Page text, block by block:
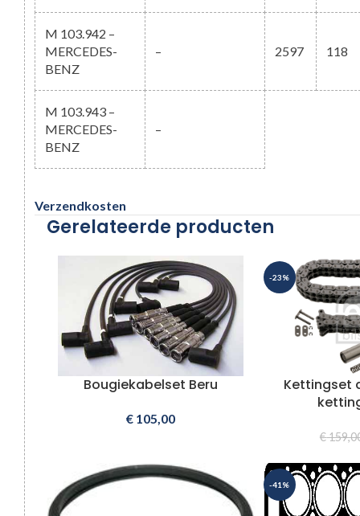
M 103.942 –
MERCEDES-
BENZ
– 2597 118
M 103.943 –
MERCEDES-
BENZ
–
Verzendkosten
Gerelateerde producten
Bougiekabelset Beru
€ 105,00
-23%
Kettingset
€
-41%